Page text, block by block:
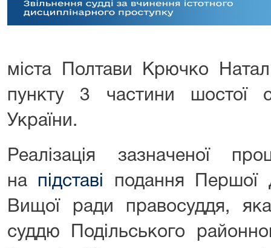
міста Полтави Крючко
пункту 3 частини шостої
України.
Реалізація зазначеної
на підставі подання Першої
Вищої ради правосуддя,
суддю Подільського